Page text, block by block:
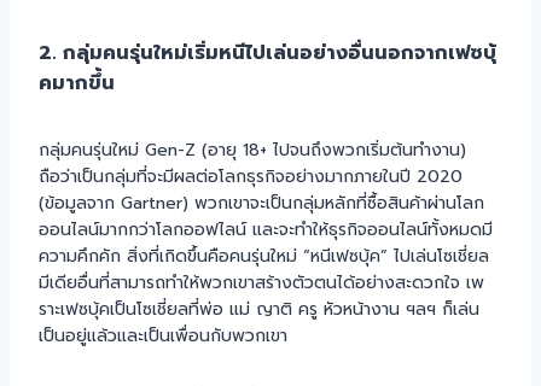
2. กลุ่มคนรุ่นใหม่เริ่มหนีไปเล่นอย่างอื่นนอกจากเฟซบุ้
คมากขึ้น
กลุ่มคนรุ่นใหม่ Gen-Z (อายุ 18+ ไปจนถึงพวกเริ่มต้นทำงาน)
ถือว่าเป็นกลุ่มที่จะมีผลต่อโลกธุรกิจอย่างมากภายในปี 2020
(ข้อมูลจาก Gartner) พวกเขาจะเป็นกลุ่มหลักที่ซื้อสินค้าผ่านโลก
ออนไลน์มากกว่าโลกออฟไลน์ และจะทำให้ธุรกิจออนไลน์ทั้งหมดมี
ความคึกคัก สิ่งที่เกิดขึ้นคือคนรุ่นใหม่ “หนีเฟซบุ้ค” ไปเล่นโซเชี่ยล
มีเดียอื่นที่สามารถทำให้พวกเขาสร้างตัวตนได้อย่างสะดวกใจ เพ
ราะเฟซบุ้คเป็นโซเชี่ยลที่พ่อ แม่ ญาติ ครู หัวหน้างาน ฯลฯ ก็เล่น
เป็นอยู่แล้วและเป็นเพื่อนกับพวกเขา